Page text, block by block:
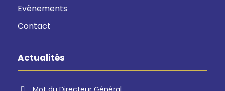
Evènements
Contact
Actualités
Mot du Directeur Général